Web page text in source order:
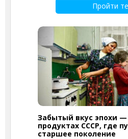
Пройти
Забытый вкус эпохи —
продуктах СССР, где
старшее поколение